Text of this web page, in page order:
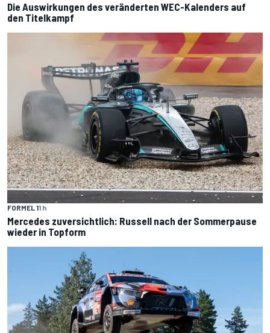
Die Auswirkungen des veränderten WEC-Kalenders auf
den Titelkampf
FORMEL 11 h
Mercedes zuversichtlich: Russell nach der Sommerpause
wieder in Topform